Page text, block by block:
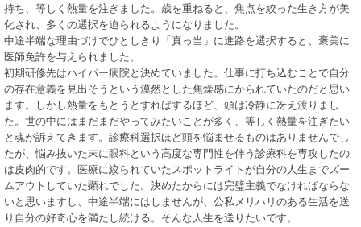
持ち、等しく熱量を注ぎました。歳を重ねると、焦点を絞った生き方が美
化され、多くの選択を迫られるようになりました。
中途半端な理由づけでひとしきり「真っ当」に進路を選択すると、褒美に
医師免許を与えられました。
初期研修先はハイパー病院と決めていました。仕事に打ち込むことで自分
の存在意義を見出そうという漠然とした焦燥感にかられていたのだと思い
ます。しかし熱量をもとうとすればするほど、頭は冷静に冴え渡りまし
た。世の中にはまだまだやってみたいことが多く、等しく熱量を注ぎたい
と魂が訴えてきます。診療科選択ほど頭を悩ませるものはありませんでし
たが、悩み抜いた末に眼科という高度な専門性を伴う診療科を専攻したの
は皮肉的です。医療に絞られていたスポットライトが自分の人生までズー
ムアウトしていた顕れでした。決めたからには完璧主義でなければならな
いと思いますし、中途半端にはしませんが、公私メリハリのある生活を送
り自分の好奇心を満たし続ける。そんな人生を送りたいです。